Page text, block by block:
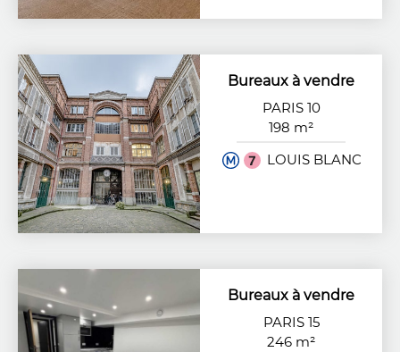
Bureaux à vendre
PARIS 10
198 m²
LOUIS BLANC
Bureaux à vendre
PARIS 15
246 m²